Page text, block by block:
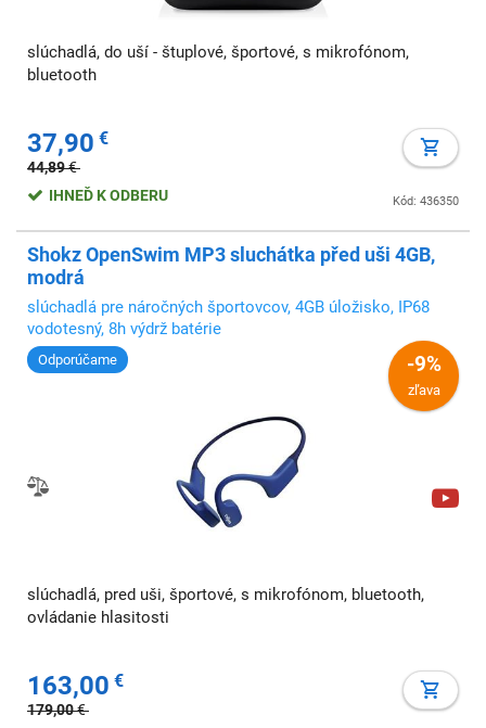
slúchadlá, do uší - štuplové, športové, s mikrofónom,
bluetooth
37,90 €
44,89€
Kód: 436350
IHNEĎ K ODBERU
Shokz OpenSwim MP3 sluchátka před uši 4GB,
modrá
slúchadlá pre náročných športovcov, 4GB úložisko, IP68
vodotesný, 8h výdrž batérie
Odporúčame -9%
zľava
slúchadlá, pred uši, športové, s mikrofónom, bluetooth,
ovládanie hlasitosti
163,00 €
179,00€